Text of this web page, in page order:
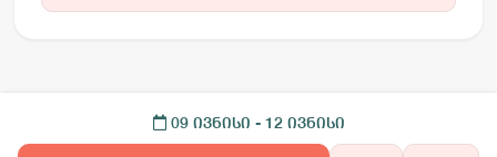
09 ივნისი - 12 ივნისი